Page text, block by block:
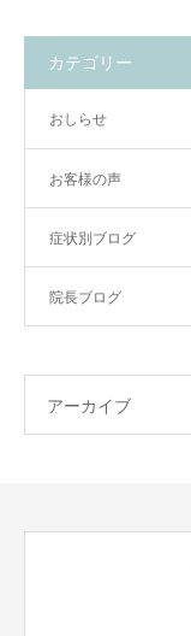
カテゴリー
おしらせ
お客様の声
症状別ブログ
院長ブログ
アーカイブ